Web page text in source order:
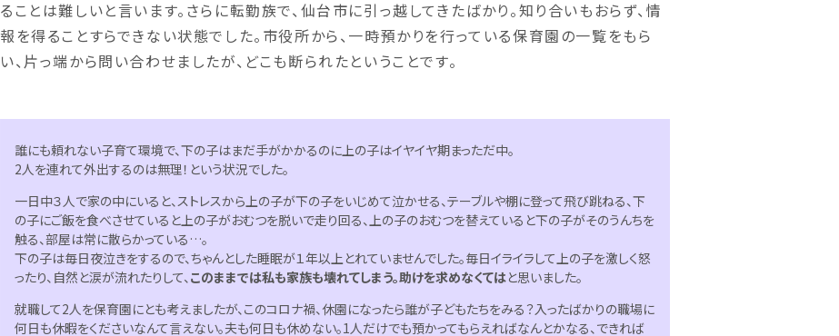
ることは難しいと言います。さらに転勤族で、仙台市に引っ越してきたばかり。知り合いもおらず、情
報を得ることすらできない状態でした。市役所から、一時預かりを行っている保育園の一覧をもら
い、片っ端から問い合わせましたが、どこも断られたということです。
誰にも頼れない子育て環境で、下の子はまだ手がかかるのに上の子はイヤイヤ期まっただ中。
2人を連れて外出するのは無理！という状況でした。
一日中３人で家の中にいると、ストレスから上の子が下の子をいじめて泣かせる、テーブルや棚に登って飛び跳ねる、下
の子にご飯を食べさせていると上の子がおむつを脱いで走り回る、上の子のおむつを替えていると下の子がそのうんちを
触る、部屋は常に散らかっている…。
下の子は毎日夜泣きをするので、ちゃんとした睡眠が１年以上とれていませんでした。毎日イライラして上の子を激しく怒
ったり、自然と涙が流れたりして、 このままでは私も家族も壊れてしまう。助けを求めなくてはと思いました。
就職して2人を保育園にとも考えましたが、このコロナ禍、休園になったら誰が子どもたちをみる？入ったばかりの職場に
何日も休暇をくださいなんて言えない。夫も何日も休めない。1人だけでも預かってもらえればなんとかなる、できれば